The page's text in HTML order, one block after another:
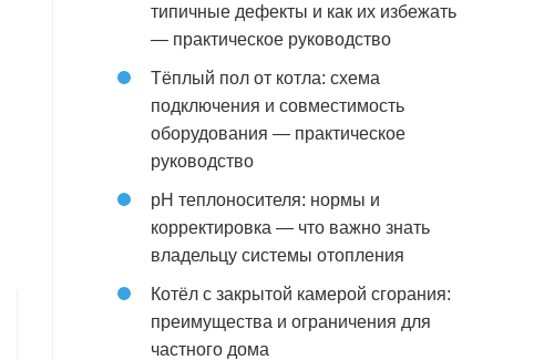
типичные дефекты и как их избежать
— практическое руководство
Тёплый пол от котла: схема
подключения и совместимость
оборудования — практическое
руководство
pH теплоносителя: нормы и
корректировка — что важно знать
владельцу системы отопления
Котёл с закрытой камерой сгорания:
преимущества и ограничения для
частного дома